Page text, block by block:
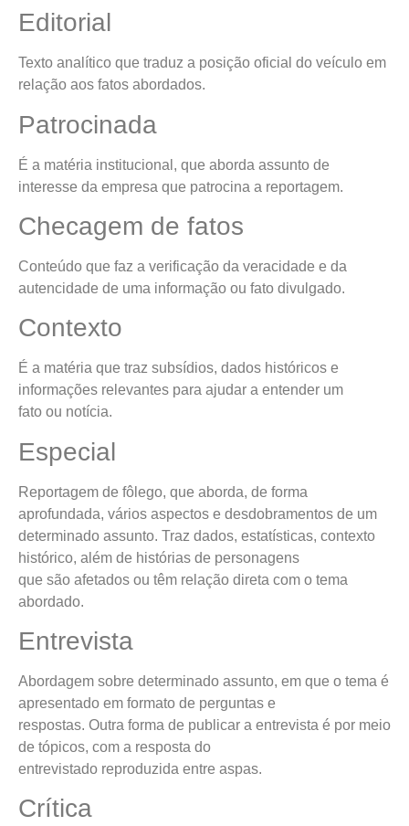
Editorial
Texto analítico que traduz a posição oficial do veículo em
relação aos fatos abordados.
Patrocinada
É a matéria institucional, que aborda assunto de
interesse da empresa que patrocina a reportagem.
Checagem de fatos
Conteúdo que faz a verificação da veracidade e da
autencidade de uma informação ou fato divulgado.
Contexto
É a matéria que traz subsídios, dados históricos e
informações relevantes para ajudar a entender um
fato ou notícia.
Especial
Reportagem de fôlego, que aborda, de forma
aprofundada, vários aspectos e desdobramentos de um
determinado assunto. Traz dados, estatísticas, contexto
histórico, além de histórias de personagens
que são afetados ou têm relação direta com o tema
abordado.
Entrevista
Abordagem sobre determinado assunto, em que o tema é
apresentado em formato de perguntas e
respostas. Outra forma de publicar a entrevista é por meio
de tópicos, com a resposta do
entrevistado reproduzida entre aspas.
Crítica